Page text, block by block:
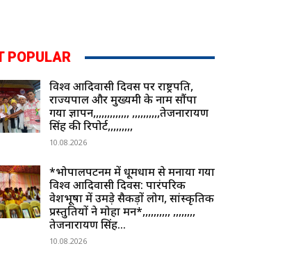
POPULAR
विश्व आदिवासी दिवस पर राष्ट्रपति,
राज्यपाल और मुख्यमंत्री के नाम सौंपा
गया ज्ञापन,,,,,,,,,,,,, ,,,,,,,,,,तेजनारायण
सिंह की रिपोर्ट,,,,,,,,,
10.08.2026
*भोपालपटनम में धूमधाम से मनाया गया
विश्व आदिवासी दिवस: पारंपरिक
वेशभूषा में उमड़े सैकड़ों लोग, सांस्कृतिक
प्रस्तुतियों ने मोहा मन*,,,,,,,,,, ,,,,,,,,
तेजनारायण सिंह...
10.08.2026